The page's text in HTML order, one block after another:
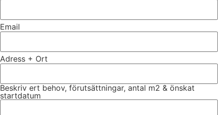
Email
Adress + Ort
Beskriv ert behov, förutsättningar, antal m2 & önskat
startdatum